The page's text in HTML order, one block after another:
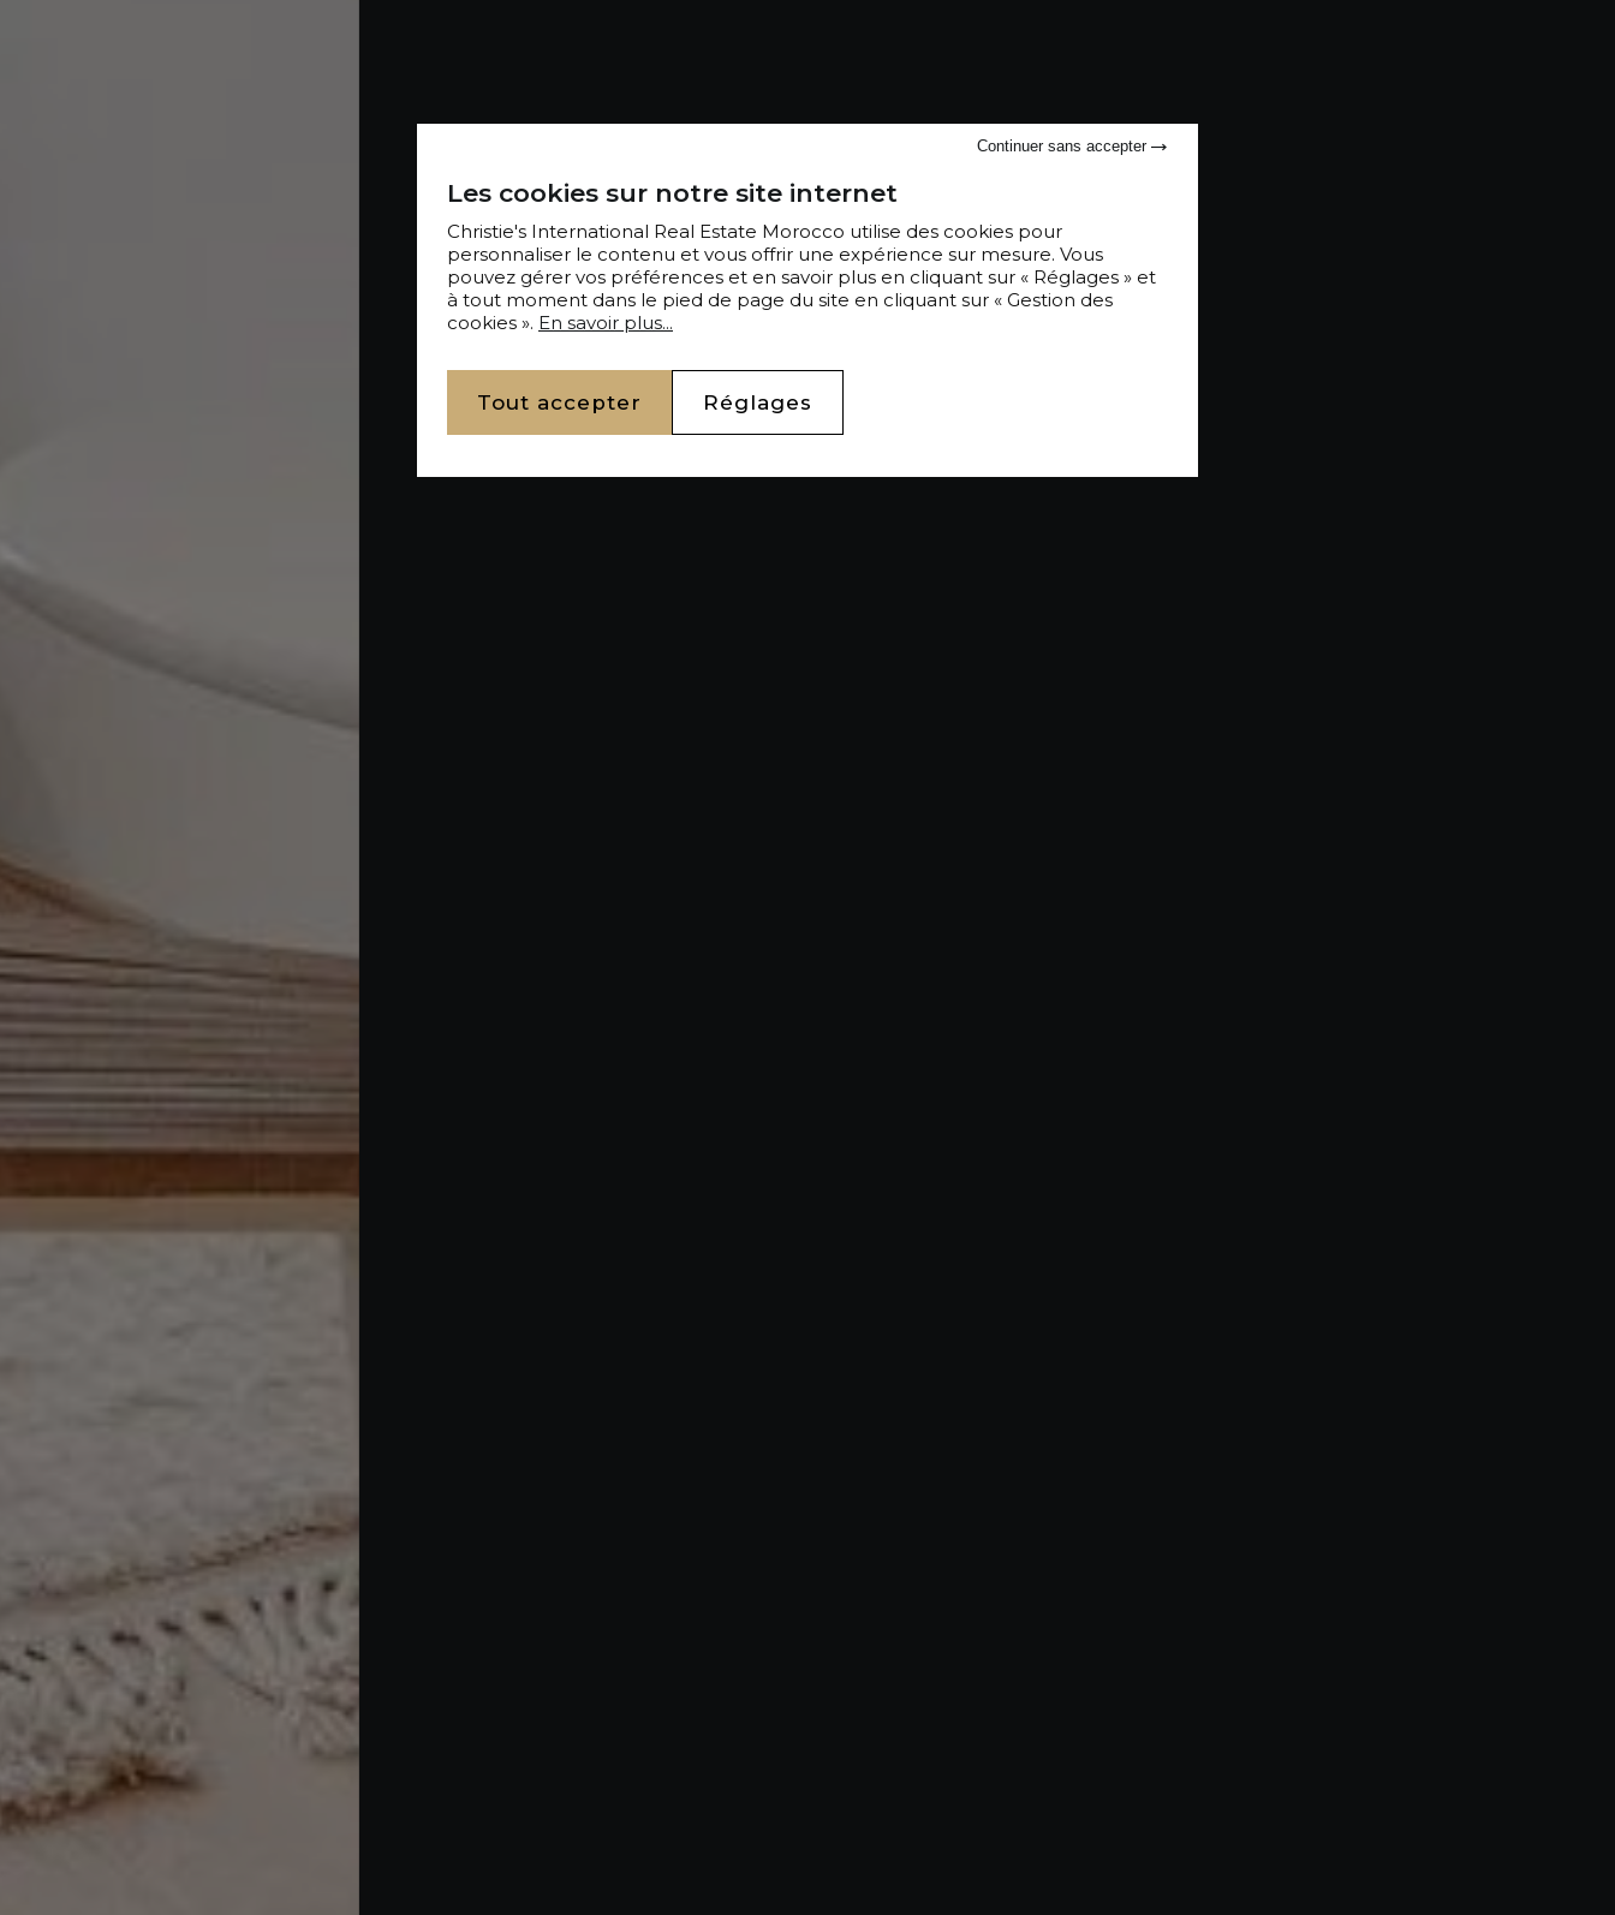
Acheter Appartement 3 pièces 123 m² Marrakech
Les cookies sur notre site internet
Christie's International Real Estate Morocco utilise des cookies pour
personnaliser le contenu et vous offrir une expérience sur mesure. Vous
pouvez gérer vos préférences et en savoir plus en cliquant sur « Réglages » et
à tout moment dans le pied de page du site en cliquant sur « Gestion des
cookies ». En savoir plus...
Tout accepter Réglages
Continuer sans accepter